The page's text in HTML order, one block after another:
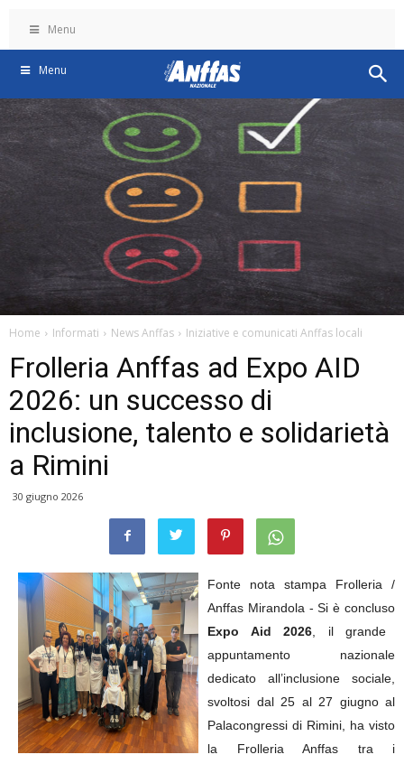
Menu
Menu
Home Informati News Anffas Iniziative e comunicati Anffas locali
Frolleria Anffas ad Expo AID
2026: un successo di
inclusione, talento e solidarietà
a Rimini
30 giugno 2026
Fonte nota stampa Frolleria /
Anffas Mirandola -Si è concluso
Expo Aid 2026 , il grande
appuntamento nazionale
dedicato all’inclusione sociale,
svoltosi dal 25 al 27 giugno al
Palacongressi di Rimini, ha visto
la Frolleria Anffas tra i